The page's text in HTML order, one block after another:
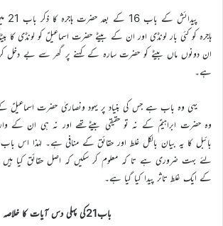
ہاجرہ کو کئی بار لونڈی اور ان کے بیٹے حضرت اسماعیلؑ کو لونڈی کا
ان دونوں ماں بیٹے کو حضرت سارہ کے کہنے پر گھر سے بے دخل
ہے۔
یہی وہ باب ہے جس کی بنیاد پر یہود ونصاریٰ حضرت اسماعیلؑ
وہ حضرت ابراہیمؑ کے نہ تو حقیقی بیٹےتھے اور نہ ہی ان کے
بائبل کا یہ بیان بالکل غلط اور حقائق کے منافی ہے۔ لہٰذا اس باب
لئے بہت ضروری ہے تا کہ معلوم کر سکیں کہ اصل حقائق کیا
کے ایک غلط تاثر پیدا کیا گیا ہے۔
باب21کی پہلی دس آیات کا خلاصہ